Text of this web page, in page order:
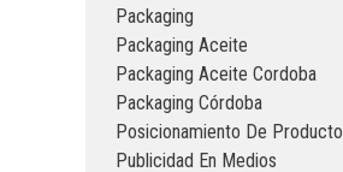
Packaging
Packaging Aceite
Packaging Aceite Cordoba
Packaging Córdoba
Posicionamiento De Producto
Publicidad En Medios